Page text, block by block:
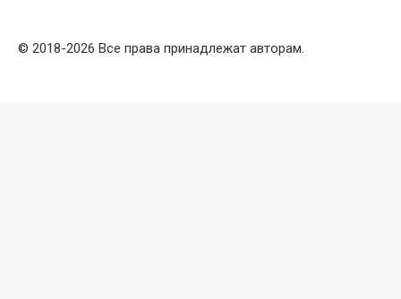
© 2018-2026 Все права принадлежат авторам.